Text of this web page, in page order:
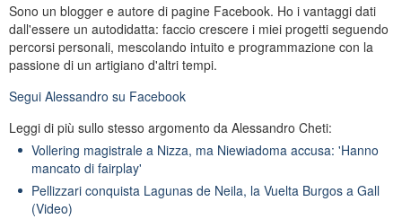
Sono un blogger e autore di pagine Facebook. Ho i vantaggi dati
dall'essere un autodidatta: faccio crescere i miei progetti seguendo
percorsi personali, mescolando intuito e programmazione con la
passione di un artigiano d'altri tempi.
Segui Alessandro su Facebook
Leggi di più sullo stesso argomento da Alessandro Cheti:
Vollering magistrale a Nizza, ma Niewiadoma accusa: 'Hanno
mancato di fairplay'
Pellizzari conquista Lagunas de Neila, la Vuelta Burgos a Gall
(Video)